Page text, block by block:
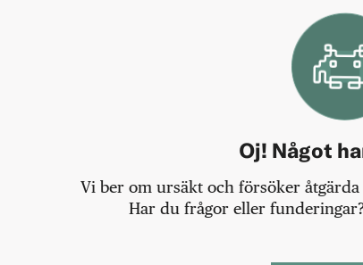
Oj! Något
Vi ber om ursäkt och försöker
Har du frågor eller